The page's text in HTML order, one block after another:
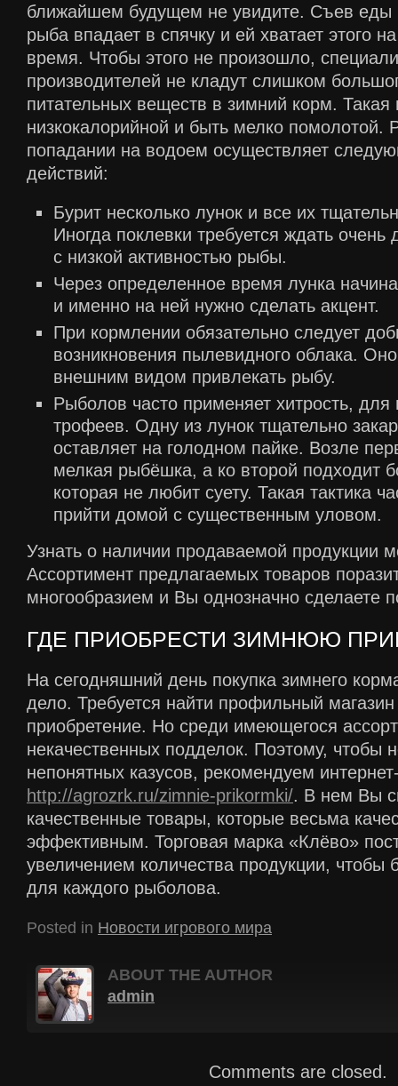
ближайшем будущем не увидите. Съев
рыба впадает в спячку и ей хватает этого
время. Чтобы этого не произошло,
производителей не кладут слишком
питательных веществ в зимний корм.
низкокалорийной и быть мелко помолотой.
попадании на водоем осуществляет
действий:
Бурит несколько лунок и все их
Иногда поклевки требуется ждать очень
с низкой активностью рыбы.
Через определенное время лунка
и именно на ней нужно сделать акцент.
При кормлении обязательно следует
возникновения пылевидного облака.
внешним видом привлекать рыбу.
Рыболов часто применяет хитрость,
трофеев. Одну из лунок тщательно
оставляет на голодном пайке. Возле
мелкая рыбёшка, а ко второй подходит
которая не любит суету. Такая тактика
прийти домой с существенным уловом.
Узнать о наличии продаваемой продукции
Ассортимент предлагаемых товаров
многообразием и Вы однозначно сделаете
ГДЕ ПРИОБРЕСТИ ЗИМНЮЮ
На сегодняшний день покупка зимнего
дело. Требуется найти профильный
приобретение. Но среди имеющегося
некачественных подделок. Поэтому, чтобы
непонятных казусов, рекомендуем
http://agrozrk.ru/zimnie-prikormki/. В нем Вы
качественные товары, которые весьма
эффективным. Торговая марка «Клёво»
увеличением количества продукции,
для каждого рыболова.
Posted in Новости игрового мира
ABOUT THE AUTHOR
admin
Comments are closed.